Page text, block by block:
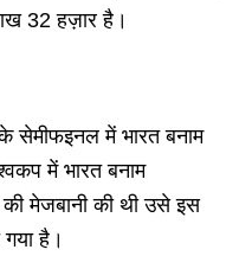
32 हज़ार है।
सेमीफइनल में भारत बनाम
में भारत बनाम
मेजबानी की थी उसे इस
गया है।